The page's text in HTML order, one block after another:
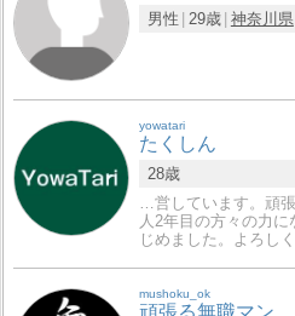
男性 29歳 神奈川県
yowatari
たくしん
28歳
…営しています。頑
人2年目の方々の力
じめました。よろし
mushoku_ok